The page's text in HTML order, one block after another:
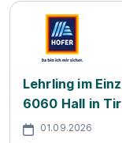
Lehrling im
6060 Hall in
01.09.2026